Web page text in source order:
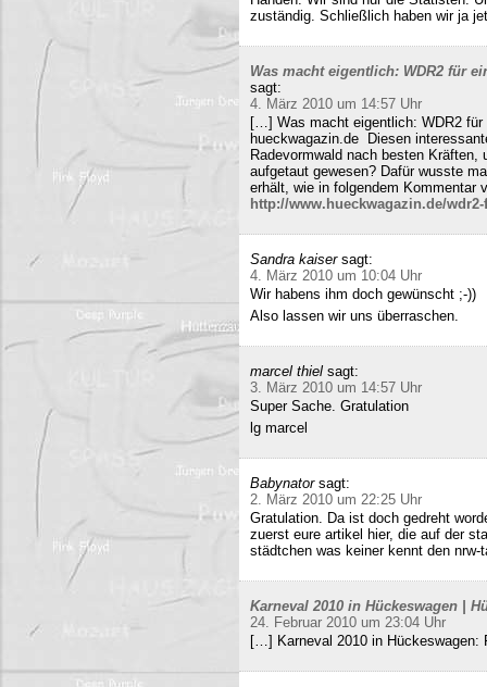
zuständig. Schließlich haben wir ja
Was macht eigentlich: WDR2 für
sagt:
4. März 2010 um 14:57 Uhr
[…] Was macht eigentlich: WDR2
hueckwagazin.de Diesen
Radevormwald nach besten
aufgetaut gewesen? Dafür wusste
erhält, wie in folgendem Kommentar
http://www.hueckwagazin.de/
Sandra kaiser sagt:
4. März 2010 um 10:04 Uhr
Wir habens ihm doch gewünscht ;-))
Also lassen wir uns überraschen.
marcel thiel sagt:
3. März 2010 um 14:57 Uhr
Super Sache. Gratulation
lg marcel
Babynator sagt:
2. März 2010 um 22:25 Uhr
Gratulation. Da ist doch gedreht
zuerst eure artikel hier, die auf der
städtchen was keiner kennt den nrw-
Karneval 2010 in Hückeswagen |
24. Februar 2010 um 23:04 Uhr
[…] Karneval 2010 in Hückeswagen: